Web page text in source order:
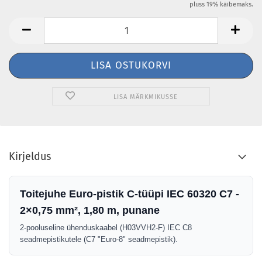
pluss 19% käibemaks.
LISA MÄRKMIKUSSE
Kirjeldus
Toitejuhe Euro-pistik C-tüüpi IEC 60320 C7 -
2×0,75 mm², 1,80 m, punane
2-pooluseline ühenduskaabel (H03VVH2-F) IEC C8
seadmepistikutele (C7 "Euro-8" seadmepistik).